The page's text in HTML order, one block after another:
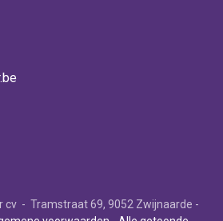
cv - Tramstraat 69, 9052 Zwijnaarde -